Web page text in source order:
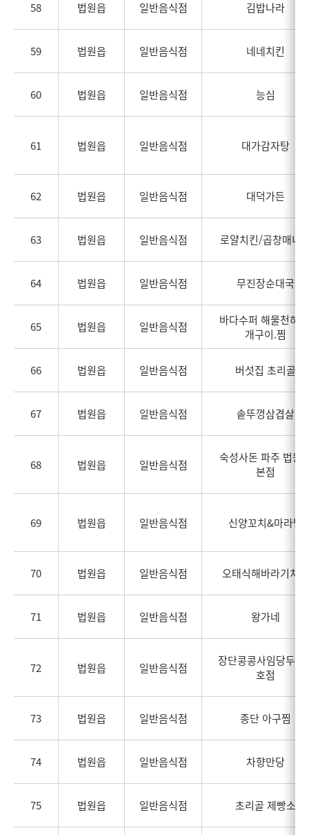
58 법원읍 일반음식점 김밥나라
59 법원읍 일반음식점 네네치킨
60 법원읍 일반음식점 능심
61 법원읍 일반음식점 대가감자탕
62 법원읍 일반음식점 대덕가든
63 법원읍 일반음식점 로얄치킨/곱창매니
64 법원읍 일반음식점 무진장순대국
65 법원읍 일반음식점
바다수퍼 해물천하
개구이.찜
66 법원읍 일반음식점 버섯집 초리골
67 법원읍 일반음식점 솥뚜껑삼겹살
68 법원읍 일반음식점
숙성사돈 파주 법원
본점
69 법원읍 일반음식점 신양꼬치&마라탕
70 법원읍 일반음식점 오태식해바라기치킨
71 법원읍 일반음식점 왕가네
72 법원읍 일반음식점
장단콩콩사임당두부
호점
73 법원읍 일반음식점 종단 아구찜
74 법원읍 일반음식점 차향만당
75 법원읍 일반음식점 초리골 제빵소